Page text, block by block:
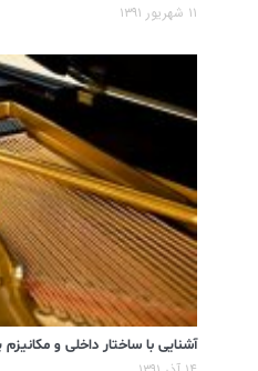
۱۱ شهریور ۱۳۹۱
آشنایی با ساختار داخلی و